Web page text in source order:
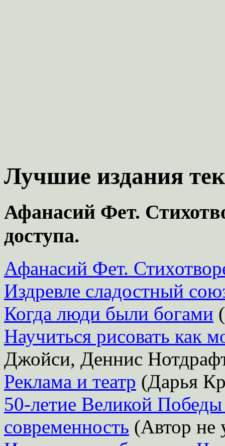
Лучшие издания
Афанасий Фет.
доступа.
Афанасий Фет.
Издревле сладостный
Когда люди были богами
Научиться рисовать как
Джойси, Деннис
Реклама и театр (Дарья
50-летие Великой
современность (Автор не